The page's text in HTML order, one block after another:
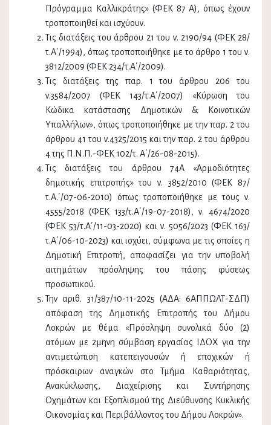
Πρόγραμμα Καλλικράτης» (ΦΕΚ 87 Α), όπως έχουν
τροποποιηθεί και ισχύουν.
Τις διατάξεις του άρθρου 21 του ν. 2190/94 (ΦΕΚ 28/
τ.Α΄/1994), όπως τροποποιήθηκε με το άρθρο 1 του ν.
3812/2009 (ΦΕΚ 234/τ.Α΄/2009).
Τις διατάξεις της παρ. 1 του άρθρου 206 του
ν.3584/2007 (ΦΕΚ 143/τ.Α΄/2007) «Κύρωση του
Κώδικα κατάστασης Δημοτικών & Κοινοτικών
Υπαλλήλων», όπως τροποποιήθηκε με την παρ. 2 του
άρθρου 41 του ν.4325/2015 και την παρ. 2 του άρθρου
4 της Π.Ν.Π.-ΦΕΚ 102/τ. Α΄/26-08-2015).
Τις διατάξεις του άρθρου 74Α «Αρμοδιότητες
δημοτικής επιτροπής» του ν. 3852/2010 (ΦΕΚ 87/
τ.Α.΄/07-06-2010) όπως τροποποιήθηκε με τους ν.
4555/2018 (ΦΕΚ 133/τ.Α΄/19-07-2018), ν. 4674/2020
(ΦΕΚ 53/τ.Α΄/11-03-2020) και ν. 5056/2023 (ΦΕΚ 163/
τ.Α΄/06-10-2023) και ισχύει, σύμφωνα με τις οποίες η
Δημοτική Επιτροπή, αποφασίζει για την υποβολή
αιτημάτων πρόσληψης του πάσης φύσεως
προσωπικού.
Την αριθ. 31/387/10-11-2025 (ΑΔΑ: 6ΑΠΠΩΛΤ-ΣΔΠ)
απόφαση της Δημοτικής Επιτροπής του Δήμου
Λοκρών με θέμα «Πρόσληψη συνολικά δύο (2)
ατόμων με 2μηνη σύμβαση εργασίας ΙΔΟΧ για την
αντιμετώπιση κατεπειγουσών ή εποχικών ή
πρόσκαιρων αναγκών στο Τμήμα Καθαριότητας,
Ανακύκλωσης, Διαχείρισης και Συντήρησης
Οχημάτων και Εξοπλισμού της Διεύθυνσης Κυκλικής
Οικονομίας και Περιβάλλοντος του Δήμου Λοκρών».